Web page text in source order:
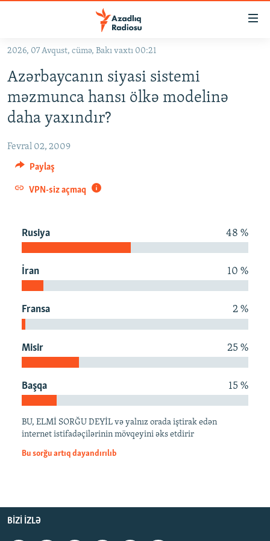
Əsas
qayıt
Əsas
naviqasiyaya
qayıt
KORRUPSIOMETR
#ƏSLINDƏ
FƏRQƏ BAX
QANUNI DOĞRU
ARAŞDIRMA
VIDEO
İNFOQRAFIKA
KARIKATURA
RADIO ARXIV
AZƏRBAYCAN ƏDƏBIYYATI KITABXANASI
İSLAM VƏ DEMOKRATIYA
MISSIYAMIZ
PEŞƏ ETIKASI VƏ JURNALISTIKA STANDARTLARIMIZ
AZADLIQRADIOSU MOBIL TELEFONUNUZDA
BIZIMLƏ ƏLAQƏ
XƏBƏR BÜLLETENLƏRIMIZ
BIZI IZLƏ
RFE/RL-in bütün saytları
2026, 07 Avqust, cümə, Bakı vaxtı 00:21
Azərbaycanın siyasi sistemi
məzmunca hansı ölkə modelinə
daha yaxındır?
Fevral 02, 2009
Paylaş
VPN-siz açmaq
Rusiya 48 %
İran 10 %
Fransa 2 %
Misir 25 %
Başqa 15 %
BU, ELMİ SORĞU DEYİL və yalnız orada iştirak edən
internet istifadəçilərinin mövqeyini əks etdirir
Bu sorğu artıq dayandırılıb
BIZI IZLƏ